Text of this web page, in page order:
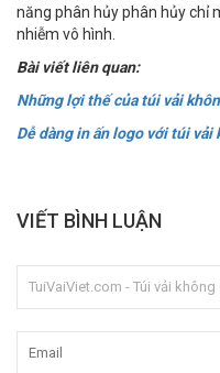
năng phân hủy phân hủy chỉ
nhiễm vô hình.
Bài viết liên quan:
Những lợi thế của túi vải
Dễ dàng in ấn logo với túi vải
VIẾT BÌNH LUẬN